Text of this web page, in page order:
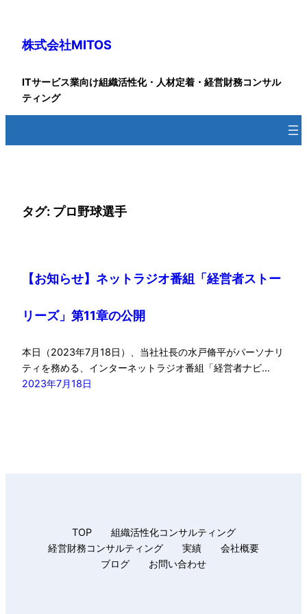
株式会社MITOS
ITサービス業向け組織活性化・人材定着・経営財務コンサル
ティング
タグ: プロ野球選手
【お知らせ】ネットラジオ番組「経営者ストー
リーズ」第11章の公開
本日（2023年7月18日）、当社社長の水戸脩平がパーソナリ
ティを務める、インターネットラジオ番組「経営者ナビ…
2023年7月18日
TOP
組織活性化コンサルティング
経営財務コンサルティング
実績
会社概要
ブログ
お問い合わせ